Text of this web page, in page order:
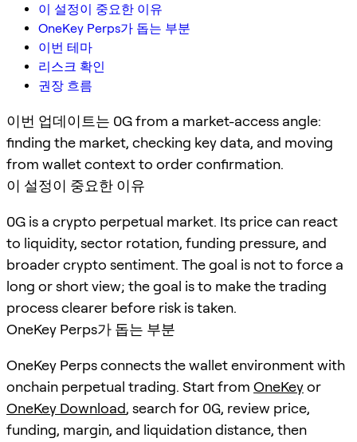
이 설정이 중요한 이유
OneKey Perps가 돕는 부분
이번 테마
리스크 확인
권장 흐름
이번 업데이트는 0G from a market-access angle:
finding the market, checking key data, and moving
from wallet context to order confirmation.
이 설정이 중요한 이유
0G is a crypto perpetual market. Its price can react
to liquidity, sector rotation, funding pressure, and
broader crypto sentiment. The goal is not to force a
long or short view; the goal is to make the trading
process clearer before risk is taken.
OneKey Perps가 돕는 부분
OneKey Perps connects the wallet environment with
onchain perpetual trading. Start from OneKeyor
OneKey Download, search for 0G, review price,
funding, margin, and liquidation distance, then